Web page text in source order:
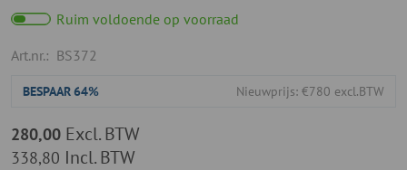
Ruim voldoende op voorraad
Art.nr.: BS372
BESPAAR64% Nieuwprijs: €780 excl.BTW
338,80 Incl. BTW
280,00 Excl. BTW